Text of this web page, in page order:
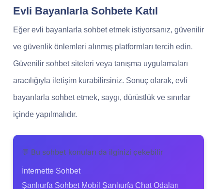
Evli Bayanlarla Sohbete Katıl
Eğer evli bayanlarla sohbet etmek istiyorsanız, güvenilir
ve güvenlik önlemleri alınmış platformları tercih edin.
Güvenilir sohbet siteleri veya tanışma uygulamaları
aracılığıyla iletişim kurabilirsiniz. Sonuç olarak, evli
bayanlarla sohbet etmek, saygı, dürüstlük ve sınırlar
içinde yapılmalıdır.
💬 Bu sohbet konuları da ilginizi çekebilir
İnternette Sohbet
Şanlıurfa Sohbet Mobil Şanlıurfa Chat Odaları